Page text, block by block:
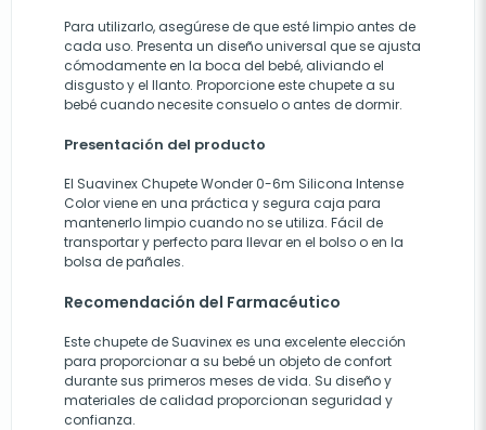
Para utilizarlo, asegúrese de que esté limpio antes de
cada uso. Presenta un diseño universal que se ajusta
cómodamente en la boca del bebé, aliviando el
disgusto y el llanto. Proporcione este chupete a su
bebé cuando necesite consuelo o antes de dormir.
Presentación del producto
El Suavinex Chupete Wonder 0-6m Silicona Intense
Color viene en una práctica y segura caja para
mantenerlo limpio cuando no se utiliza. Fácil de
transportar y perfecto para llevar en el bolso o en la
bolsa de pañales.
Recomendación del Farmacéutico
Este chupete de Suavinex es una excelente elección
para proporcionar a su bebé un objeto de confort
durante sus primeros meses de vida. Su diseño y
materiales de calidad proporcionan seguridad y
confianza.